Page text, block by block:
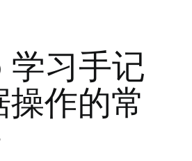
学习手记
作的常